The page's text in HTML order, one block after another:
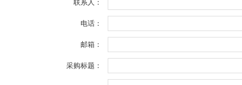
联系人：
电话：
邮箱：
采购标题：